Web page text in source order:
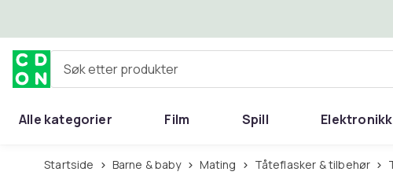
Søk etter produkter
Alle kategorier Film Spill Elektronikk
Startside Barne & baby Mating Tåteflasker & tilbehør